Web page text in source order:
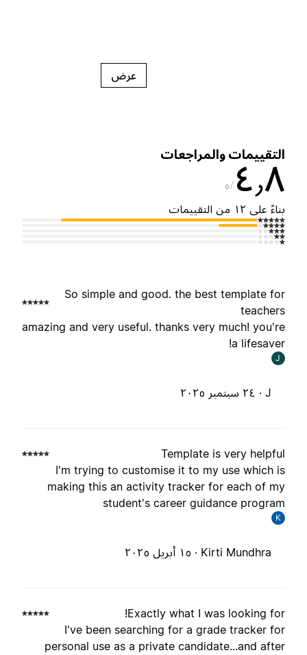
عرض
والمراجعات
٥
على ١٢ من التقييمات
So simple and good. the best template
amazing and very useful. thanks very much!
a
٢٤ سبتمبر ٢٠٢٥
Template is very
I'm trying to customise it to my use which
making this an activity tracker for each of
student's career guidance
Kirti Mundhra · ١٥ أبريل ٢٠٢٥
Exactly what I was looking
I've been searching for a grade tracker
personal use as a private candidate...and